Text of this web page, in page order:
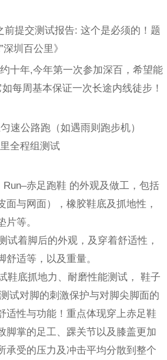
前提交测试报告: 这个是必须的！题
圳百公里》
十年,今年第一次参加深百，希望能
每周基本保证一次长途内线徒步！
速公路跑（如遇雨则跑步机）
全程组测试
Run–赤足跑鞋 的外观及做工，包括
面与网面），橡胶鞋底及抓地性，
等。
试着脚后的外观，及穿着舒适性，
适等，以及重量。
鞋底抓地力、耐磨性能测试， 鞋子
试对脚的刺激保护与对脚尖脚面的
适性与功能！重点体现穿上赤足鞋
脚掌的足工、踝关节以及膝盖更加
承受的压力及冲击平均分散到整个